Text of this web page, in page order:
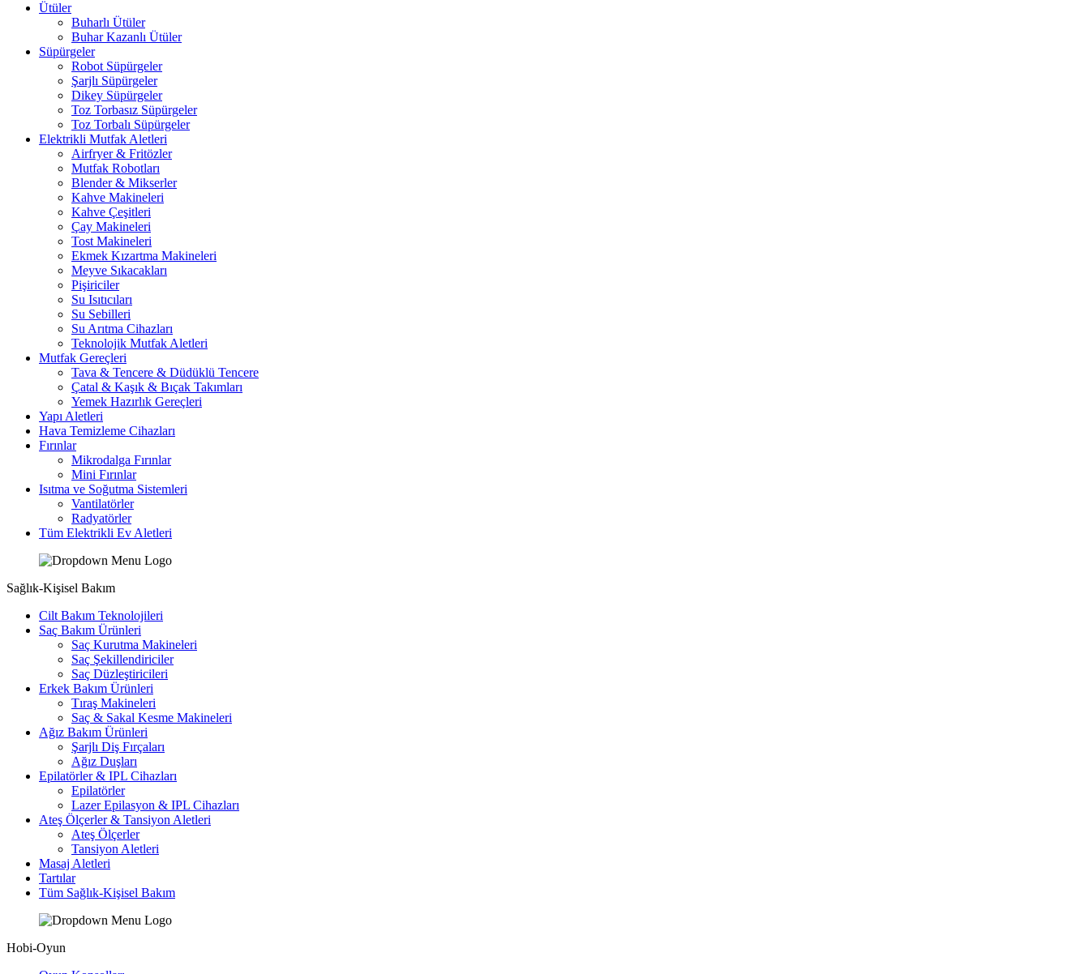
Ütüler
Buharlı Ütüler
Buhar Kazanlı Ütüler
Süpürgeler
Robot Süpürgeler
Şarjlı Süpürgeler
Dikey Süpürgeler
Toz Torbasız Süpürgeler
Toz Torbalı Süpürgeler
Elektrikli Mutfak Aletleri
Airfryer & Fritözler
Mutfak Robotları
Blender & Mikserler
Kahve Makineleri
Kahve Çeşitleri
Çay Makineleri
Tost Makineleri
Ekmek Kızartma Makineleri
Meyve Sıkacakları
Pişiriciler
Su Isıtıcıları
Su Sebilleri
Su Arıtma Cihazları
Teknolojik Mutfak Aletleri
Mutfak Gereçleri
Tava & Tencere & Düdüklü Tencere
Çatal & Kaşık & Bıçak Takımları
Yemek Hazırlık Gereçleri
Yapı Aletleri
Hava Temizleme Cihazları
Fırınlar
Mikrodalga Fırınlar
Mini Fırınlar
Isıtma ve Soğutma Sistemleri
Vantilatörler
Radyatörler
Tüm Elektrikli Ev Aletleri
Sağlık-Kişisel Bakım
Cilt Bakım Teknolojileri
Saç Bakım Ürünleri
Saç Kurutma Makineleri
Saç Şekillendiriciler
Saç Düzleştiricileri
Erkek Bakım Ürünleri
Tıraş Makineleri
Saç & Sakal Kesme Makineleri
Ağız Bakım Ürünleri
Şarjlı Diş Fırçaları
Ağız Duşları
Epilatörler & IPL Cihazları
Epilatörler
Lazer Epilasyon & IPL Cihazları
Ateş Ölçerler & Tansiyon Aletleri
Ateş Ölçerler
Tansiyon Aletleri
Masaj Aletleri
Tartılar
Tüm Sağlık-Kişisel Bakım
Hobi-Oyun